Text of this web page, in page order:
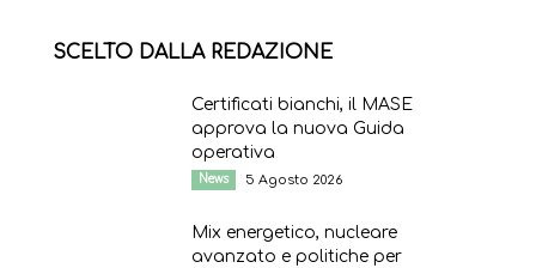
SCELTO DALLA REDAZIONE
Certificati bianchi, il MASE
approva la nuova Guida
operativa
News 5 Agosto 2026
Mix energetico, nucleare
avanzato e politiche per